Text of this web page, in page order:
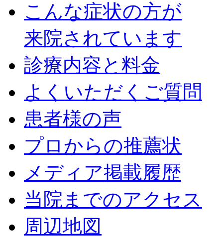
こんな症状の方が
来院されています
診療内容と料金
よくいただくご質問
患者様の声
プロからの推薦状
メディア掲載履歴
当院までのアクセス
周辺地図